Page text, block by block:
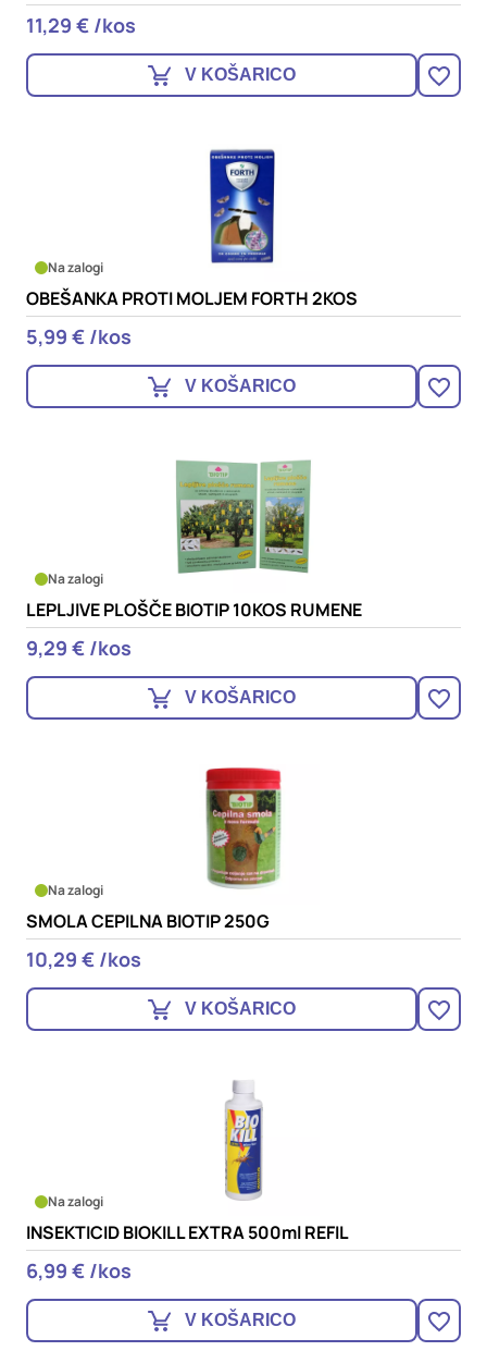
11,29 € /kos
V KOŠARICO
Na zalogi
OBEŠANKA PROTI MOLJEM FORTH 2KOS
5,99 € /kos
V KOŠARICO
Na zalogi
LEPLJIVE PLOŠČE BIOTIP 10KOS RUMENE
9,29 € /kos
V KOŠARICO
Na zalogi
SMOLA CEPILNA BIOTIP 250G
10,29 € /kos
V KOŠARICO
Na zalogi
INSEKTICID BIOKILL EXTRA 500ml REFIL
6,99 € /kos
V KOŠARICO